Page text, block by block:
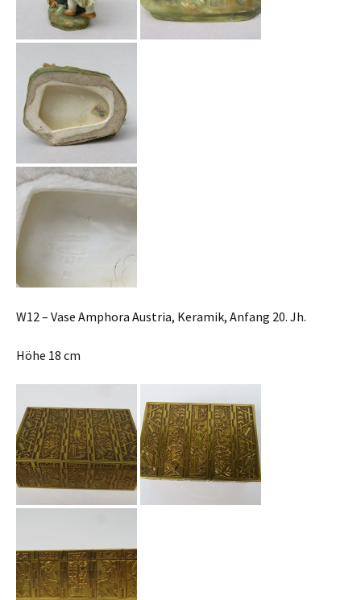
W12 – Vase Amphora Austria, Keramik, Anfang 20. Jh.
Höhe 18 cm